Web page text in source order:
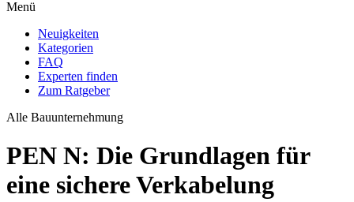
Menü
Neuigkeiten
Kategorien
FAQ
Experten finden
Zum Ratgeber
Alle Bauunternehmung
PEN N: Die Grundlagen für
eine sichere Verkabelung